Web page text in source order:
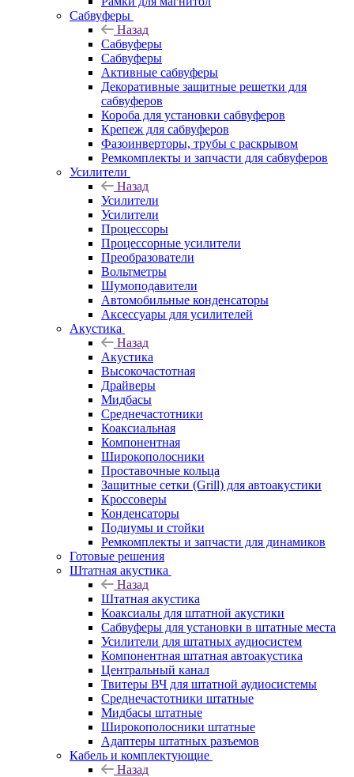
Сабвуферы
Назад
Сабвуферы
Сабвуферы
Активные сабвуферы
Декоративные защитные решетки для
сабвуферов
Короба для установки сабвуферов
Крепеж для сабвуферов
Фазоинверторы, трубы с раскрывом
Ремкомплекты и запчасти для сабвуферов
Усилители
Назад
Усилители
Усилители
Процессоры
Процессорные усилители
Преобразователи
Вольтметры
Шумоподавители
Автомобильные конденсаторы
Аксессуары для усилителей
Акустика
Назад
Акустика
Высокочастотная
Драйверы
Мидбасы
Среднечастотники
Коаксиальная
Компонентная
Широкополосники
Проставочные кольца
Защитные сетки (Grill) для автоакустики
Кроссоверы
Конденсаторы
Подиумы и стойки
Ремкомплекты и запчасти для динамиков
Готовые решения
Штатная акустика
Назад
Штатная акустика
Коаксиалы для штатной акустики
Сабвуферы для установки в штатные места
Усилители для штатных аудиосистем
Компонентная штатная автоакустика
Центральный канал
Твитеры ВЧ для штатной аудиосистемы
Среднечастотники штатные
Мидбасы штатные
Широкополосники штатные
Адаптеры штатных разъемов
Кабель и комплектующие
Назад